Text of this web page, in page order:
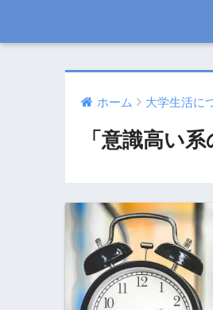
ホーム 大学生活に
「意識高い